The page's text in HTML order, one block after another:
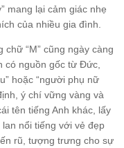
mang lại cảm giác nhẹ
của nhiều gia đình.
chữ “M” cũng ngày càng
có nguồn gốc từ Đức,
hoặc “người phụ nữ
ý chí vững vàng và
tên tiếng Anh khác, lấy
nổi tiếng với vẻ đẹp
rũ, tượng trưng cho sự